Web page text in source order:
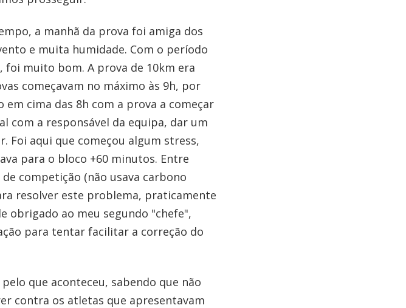
a manhã da prova foi amiga dos
e muita humidade. Com o período
muito bom. A prova de 10km era
começavam no máximo às 9h, por
em cima das 8h com a prova a começar
com a responsável da equipa, dar um
Foi aqui que começou algum stress,
para o bloco +60 minutos. Entre
competição (não usava carbono
resolver este problema, praticamente
obrigado ao meu segundo "chefe",
para tentar facilitar a correção do
que aconteceu, sabendo que não
contra os atletas que apresentavam